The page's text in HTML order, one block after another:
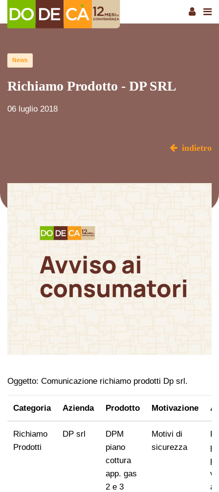
News
Richiamo Prodotto - DP SRL
06 luglio 2018
indietro
Oggetto: Comunicazione richiamo prodotti Dp srl.
Categoria Azienda Prodotto Motivazione
Richiamo
Prodotti
DP srl
DPM
piano
cottura
app. gas
2 e 3
Motivi di
sicurezza